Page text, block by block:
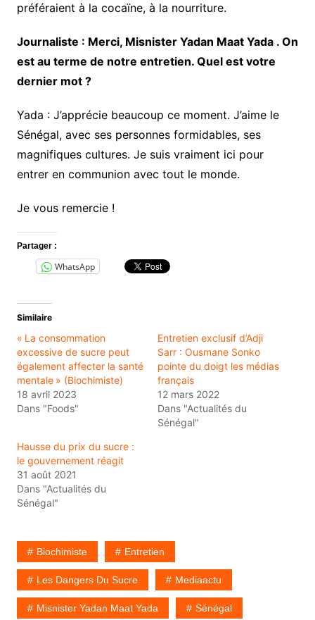
préféraient à la cocaïne, à la nourriture.
Journaliste : Merci, Misnister Yadan Maat Yada . On
est au terme de notre entretien. Quel est votre
dernier mot ?
Yada : J’apprécie beaucoup ce moment. J’aime le
Sénégal, avec ses personnes formidables, ses
magnifiques cultures. Je suis vraiment ici pour
entrer en communion avec tout le monde.
Je vous remercie !
Partager :
WhatsApp
Similaire
« La consommation
excessive de sucre peut
également affecter la santé
mentale » (Biochimiste)
18 avril 2023
Dans "Foods"
Entretien exclusif d’Adji
Sarr : Ousmane Sonko
pointe du doigt les médias
français
12 mars 2022
Dans "Actualités du
Sénégal"
Hausse du prix du sucre :
le gouvernement réagit
31 août 2021
Dans "Actualités du
Sénégal"
Biochimiste Entretien
Les Dangers Du Sucre Mediaactu
Misnister Yadan Maat Yada Sénégal